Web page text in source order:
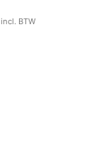
incl. BTW